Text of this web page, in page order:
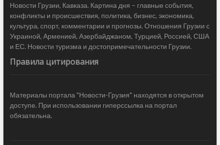
Новости Грузии, Кавказа. Картина дня – главные события,
конфликты и происшествия, политика, бизнес, экономика,
культура, спорт, комментарии и прогнозы. Отношения Грузии с
Украиной, Арменией, Азербайджаном, Турцией, Россией, США
и ЕС. Новости туризма и достопримечательности Грузии.
Правила цитирования
Материалы портала "Новости-Грузия" находятся в открытом
доступе. При использовании гиперссылка на портал
обязательна.